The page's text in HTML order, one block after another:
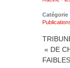
Catégorie
« DE